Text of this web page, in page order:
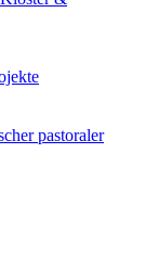
pastoraler